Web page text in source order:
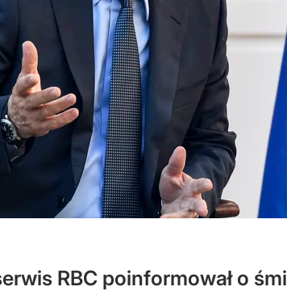
RBC poinformował o